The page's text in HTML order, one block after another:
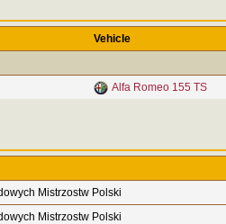
Vehicle
Alfa Romeo 155 TS
Mistrzostw Polski
Mistrzostw Polski